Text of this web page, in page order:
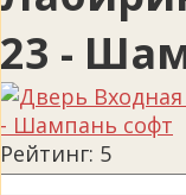
23 -
Рейтинг: 5